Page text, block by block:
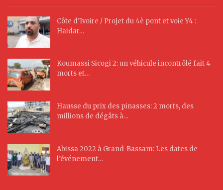
Côte d’Ivoire / Projet du 4è pont et voie Y4 :
Haidar…
Koumassi Sicogi 2: un véhicule incontrôlé fait 4
morts et…
Hausse du prix des pinasses: 2 morts, des
millions de dégâts à…
Abissa 2022 à Grand-Bassam: Les dates de
l’événement…